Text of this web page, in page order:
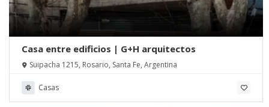
Casa entre edificios | G+H arquitectos
Suipacha 1215, Rosario, Santa Fe, Argentina
Casas